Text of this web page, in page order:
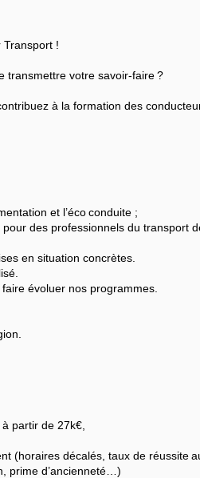
Transport !
transmettre votre savoir-faire ?
à la formation des
et l’éco conduite ;
des professionnels du transport
en situation concrètes.
évoluer nos programmes.
à partir de 27k€,
(horaires décalés, taux de réussite
prime d’ancienneté…)